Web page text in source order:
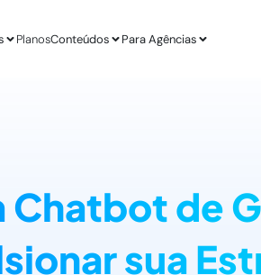
IA para Infoprodutores
Aumente as vendas por impulso Gere mais
Abordagens com ChatGPT Geração
Unity4 & Dryve
2 vezes mais
VR Gente new
PlanosConteúdos
Blog da
O melhor
Para Agências
Chatbot de
sua